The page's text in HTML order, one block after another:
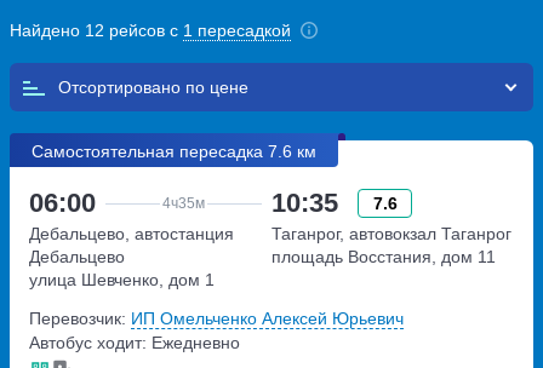
Найдено 12 рейсов с 1 пересадкой
Отсортировано по
Самостоятельная пересадка 7.6 км
06:00 4ч35м
Дебальцево, автостанция
Дебальцево
улица Шевченко, дом 1
10:35
7.6
Таганрог, автовокзал Таганрог
площадь Восстания, дом 11
Перевозчик: ИП Омельченко Алексей Юрьевич
Автобус ходит: Ежедневно